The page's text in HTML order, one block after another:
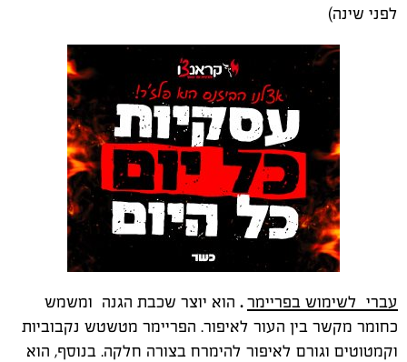
לפני שינה)
עברי לשימוש בפריימר. הוא יוצר שכבת הגנה ומשמש
כחומר מקשר בין העור לאיפור. הפריימר מטשטש נקבוביות
וקמטוטים וגורם לאיפור להימרח בצורה חלקה. בנוסף, הוא